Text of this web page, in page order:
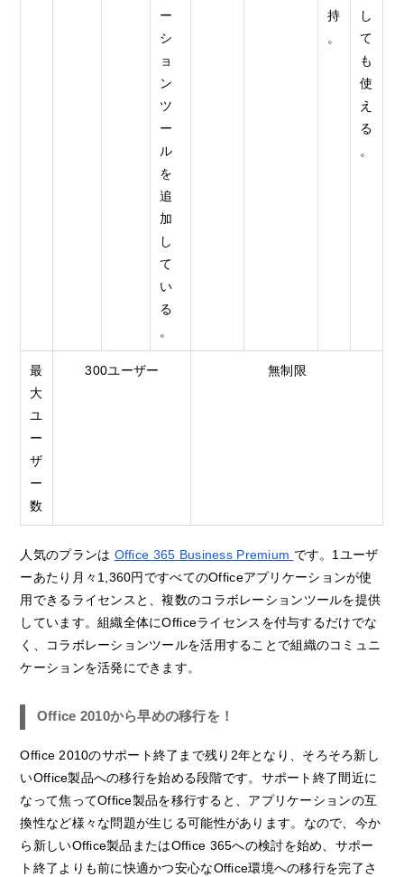
ー
シ
ョ
ン
ツ
ー
ル
を
追
加
し
て
い
る
。
持
。
し
て
も
使
え
る
。
最
大
ユ
ー
ザ
ー
数
300ユーザー 無制限
人気のプランは Office 365 Business Premium です。1ユーザ
ーあたり月々1,360円ですべてのOfficeアプリケーションが使
用できるライセンスと、複数のコラボレーションツールを提供
しています。組織全体にOfficeライセンスを付与するだけでな
く、コラボレーションツールを活用することで組織のコミュニ
ケーションを活発にできます。
Office 2010から早めの移行を！
Office 2010のサポート終了まで残り2年となり、そろそろ新し
いOffice製品への移行を始める段階です。サポート終了間近に
なって焦ってOffice製品を移行すると、アプリケーションの互
換性など様々な問題が生じる可能性があります。なので、今か
ら新しいOffice製品またはOffice 365への検討を始め、サポー
ト終了よりも前に快適かつ安心なOffice環境への移行を完了さ